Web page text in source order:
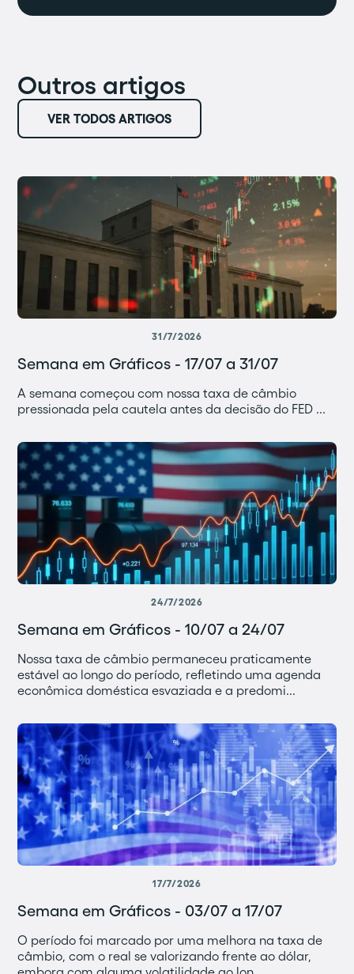
Outros artigos
VER TODOS ARTIGOS
31/7/2026
Semana em Gráficos - 17/07 a 31/07
A semana começou com nossa taxa de câmbio
pressionada pela cautela antes da decisão do FED ...
24/7/2026
Semana em Gráficos - 10/07 a 24/07
Nossa taxa de câmbio permaneceu praticamente
estável ao longo do período, refletindo uma agenda
econômica doméstica esvaziada e a predomi...
17/7/2026
Semana em Gráficos - 03/07 a 17/07
O período foi marcado por uma melhora na taxa de
câmbio, com o real se valorizando frente ao dólar,